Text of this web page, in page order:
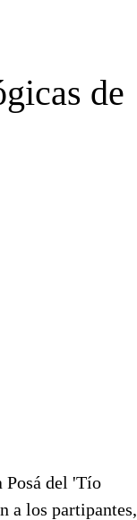
de
Posá del 'Tío
a los partipantes,